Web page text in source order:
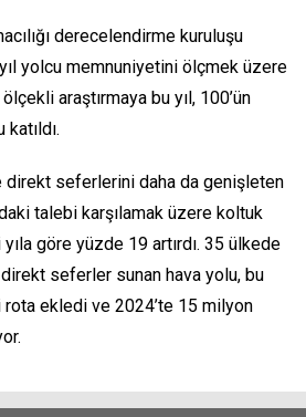
derecelendirme kuruluşu
yolcu memnuniyetini ölçmek üzere
araştırmaya bu yıl, 100’ün
direkt seferlerini daha da genişleten
talebi karşılamak üzere koltuk
göre yüzde 19 artırdı. 35 ülkede
seferler sunan hava yolu, bu
rota ekledi ve 2024’te 15 milyon